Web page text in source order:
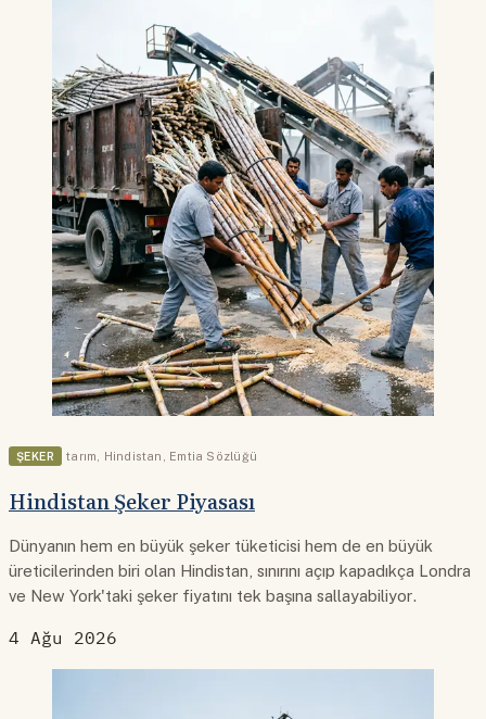
ŞEKER tarım Hindistan Emtia Sözlüğü
Hindistan Şeker Piyasası
Dünyanın hem en büyük şeker tüketicisi hem de en büyük
üreticilerinden biri olan Hindistan, sınırını açıp kapadıkça Londra
ve New York'taki şeker fiyatını tek başına sallayabiliyor.
4 Ağu 2026